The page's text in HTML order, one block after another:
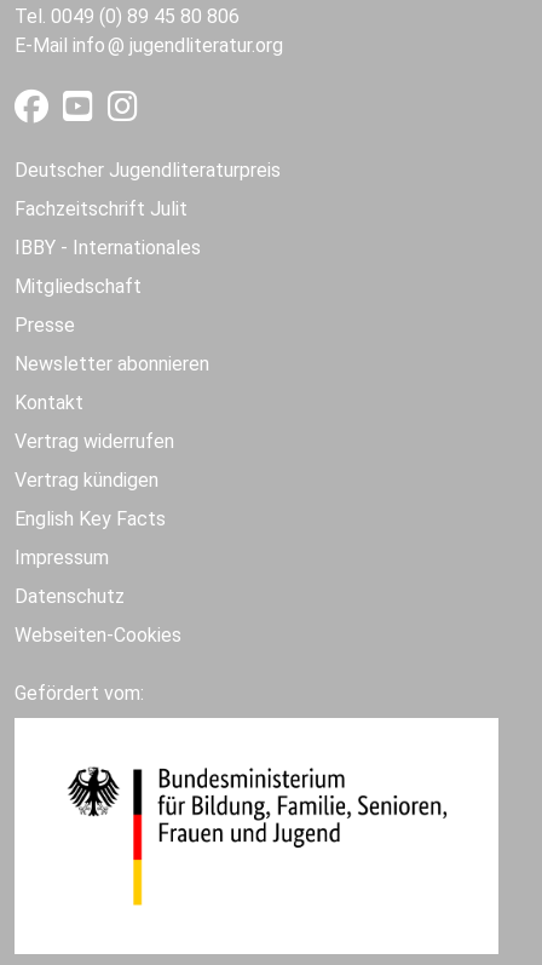
Tel. 0049 (0) 89 45 80 806
E-Mail info jugendliteratur.org
Deutscher Jugendliteraturpreis
Fachzeitschrift Julit
IBBY - Internationales
Mitgliedschaft
Presse
Newsletter abonnieren
Kontakt
Vertrag widerrufen
Vertrag kündigen
English Key Facts
Impressum
Datenschutz
Webseiten-Cookies
Gefördert vom: